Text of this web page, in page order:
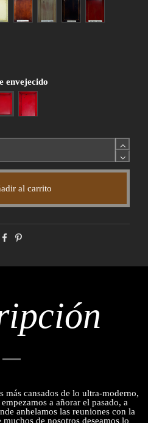
Hueso Nogal anticuario
Patina grisPatina negra
envejecido
Medio envejecido
Muy envejecido
al carrito
más cansados de lo ultra-moderno,
a añorar el pasado, a
anhelamos las reuniones con la
de nosotros deseamos lo